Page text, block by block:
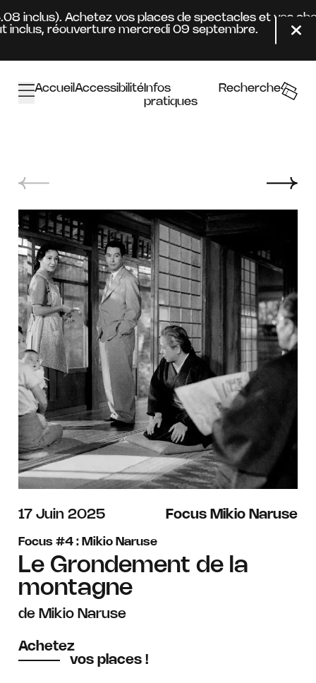
inclus). Achetez vos places de spectacles et vos
réouverture mercredi 09 septembre.
AccueilAccessibilitéInfos
pratiques
Recherche
17 juin
Juin 2025 Focus Mikio Naruse
Focus #4 : Mikio Naruse
Le Grondement de la
montagne
de Mikio Naruse
Achetez
vos places !